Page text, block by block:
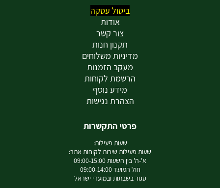
ביטול עסקה
אודות
צור קשר
תקנון חנות
מדיניות משלוחים
מעקב הזמנות
הרשמת לקוחות
מידע נוסף
הצהרת נגישות
פרטי התקשרות
שעות פעילות:
שעות פעילות שירות לקוחות אתר:
א'-ה' בין השעות 09:00-15:00
חול המועד 09:00-14:00
סגור בשבתות ובמועדי ישראל